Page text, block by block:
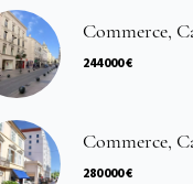
Commerce,
244 000 €
Commerce,
280 000 €